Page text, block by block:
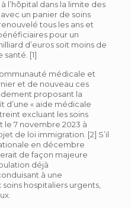
l’hôpital dans la limite des
un panier de soins
tous les ans et
pour un
d’euros soit moins de
[1]
médicale et
et de nouveau ces
proposant la
d’une « aide médicale
excluant les soins
le 7 novembre 2023 à
de loi immigration. [2] S’il
en décembre
de façon majeure
déjà
à une
hospitaliers urgents,